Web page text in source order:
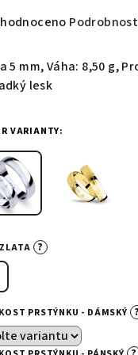
5 mm, Váha: 8,50 g,
lesk
VARIANTY:
?
PRSTÝNKU - DÁMSKÝ ?